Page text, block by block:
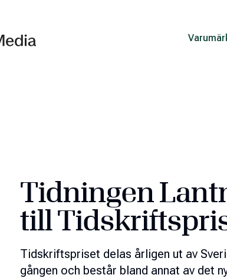
Tidningen
till
Tidskriftspriset delas årligen ut av
gången och består bland annat av det